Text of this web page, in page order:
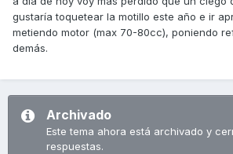
gustaría toquetear la motillo este año e ir
metiendo motor (max 70-80cc), poniendo
demás.
Archivado
Este tema ahora está archivado y
respuestas.